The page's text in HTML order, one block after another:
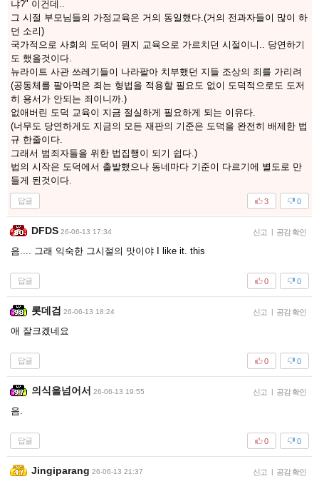
냐?" 이건데..
그 시절 부모님들의 가정교육은 거의 동일했다.(거의 전과자들이 많이 하
던 소리)
국가적으로 사회의 도덕이 뭔지 교육으로 가르치던 시절이니.. 당연하기
도 했을것이다.
뉴라이트 사관 쓰레기들이 나라팔아 치부했던 지들 조상의 죄를 가리려
(공동체를 팔아먹은 죄는 형법을 적용할 필요도 없이 도덕적으로도 도저
히 용서가 안되는 죄이니까.)
없애버린 도덕 교육이 지금 절실하게 필요하게 되는 이유다.
(너무도 당연하게도 지금의 모든 재판의 기준은 도덕을 완전히 배제한 법
규 한줄이다.
그래서 범죄자들을 위한 법집행이 되기 쉽다.)
법의 시작은 도덕에서 출발했으나 동네마다 기준이 다르기에 별도로 만
들게 된것이다.
답글 0
3
DFDS 26-06-13 17:34 신고 | 공감 확인
음.... 그래 익숙한 그시절의 맛이야 I like it. this
답글 0
0
롯데검 26-06-13 18:24 신고 | 공감 확인
애 잘크겠네요
답글 0
0
의식을넘어서 26-06-13 19:55 신고 | 공감 확인
음.
답글 0
0
Jingiparang 26-06-13 21:37 신고 | 공감 확인